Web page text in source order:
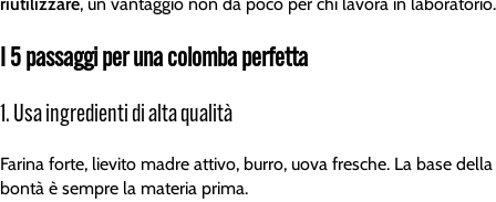
I 5 passaggi per una colomba perfetta
1. Usa ingredienti di alta qualità
Farina forte, lievito madre attivo, burro, uova fresche. La base della
bontà è sempre la materia prima.